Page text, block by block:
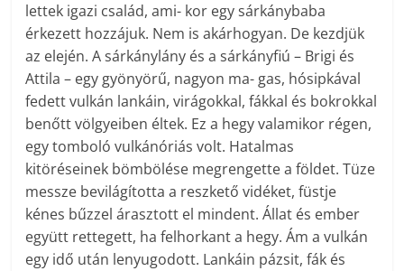
lettek igazi család, ami- kor egy sárkánybaba
érkezett hozzájuk. Nem is akárhogyan. De kezdjük
az elején. A sárkánylány és a sárkányfiú – Brigi és
Attila – egy gyönyörű, nagyon ma- gas, hósipkával
fedett vulkán lankáin, virágokkal, fákkal és bokrokkal
benőtt völgyeiben éltek. Ez a hegy valamikor régen,
egy tomboló vulkánóriás volt. Hatalmas
kitöréseinek bömbölése megrengette a földet. Tüze
messze bevilágította a reszkető vidéket, füstje
kénes bűzzel árasztott el mindent. Állat és ember
együtt rettegett, ha felhorkant a hegy. Ám a vulkán
egy idő után lenyugodott. Lankáin pázsit, fák és